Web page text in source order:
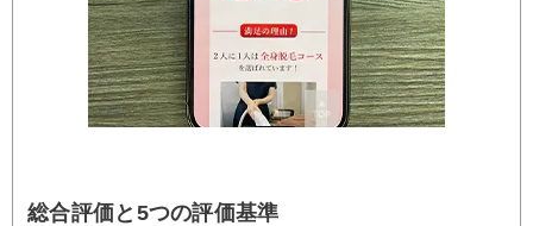
総合評価と5つの評価基準